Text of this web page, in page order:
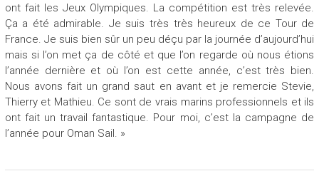
ont fait les Jeux Olympiques. La compétition est très relevée.
Ça a été admirable. Je suis très très heureux de ce Tour de
France. Je suis bien sûr un peu déçu par la journée d’aujourd’hui
mais si l’on met ça de côté et que l’on regarde où nous étions
l’année dernière et où l’on est cette année, c’est très bien.
Nous avons fait un grand saut en avant et je remercie Stevie,
Thierry et Mathieu. Ce sont de vrais marins professionnels et ils
ont fait un travail fantastique. Pour moi, c’est la campagne de
l’année pour Oman Sail. »